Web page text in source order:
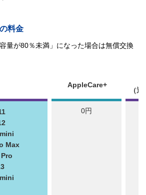
料金
量が80％未満」になった場合は無償交換
AppleCare+
（
Max
0円